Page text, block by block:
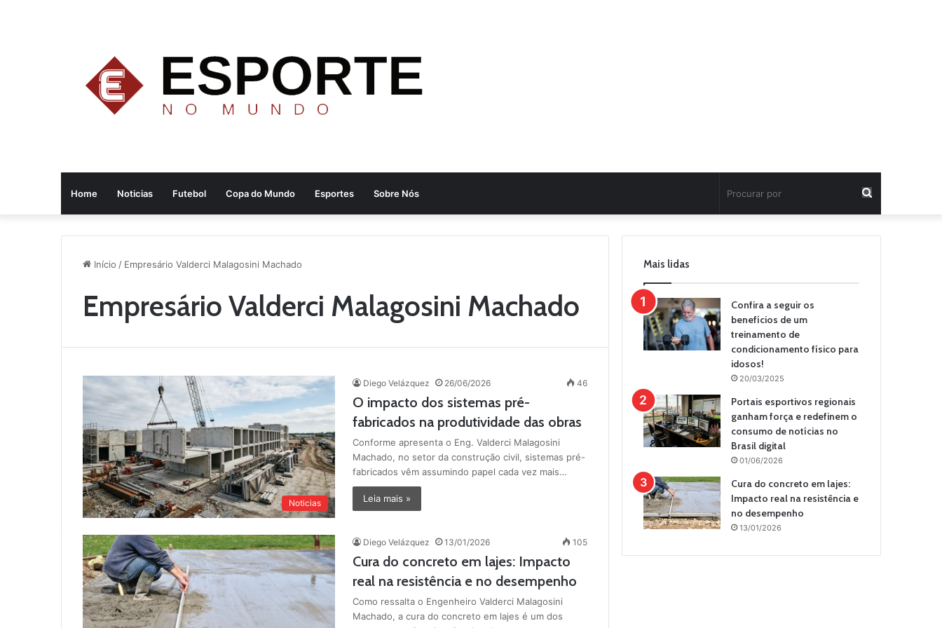
Home Noticias Futebol Copa do Mundo Esportes Sobre Nós
por
Início / Empresário Valderci Malagosini Machado
Empresário Valderci Malagosini Machado
Noticias
Diego Velázquez 26/06/2026 46
O impacto dos sistemas pré-
fabricados na produtividade das obras
Conforme apresenta o Eng. Valderci Malagosini
Machado, no setor da construção civil, sistemas pré-
fabricados vêm assumindo papel cada vez mais…
Leia mais »
Diego Velázquez 13/01/2026 105
Cura do concreto em lajes: Impacto
real na resistência e no desempenho
Como ressalta o Engenheiro Valderci Malagosini
Machado, a cura do concreto em lajes é um dos
Mais lidas
Confira a seguir os
benefícios de um
treinamento de
condicionamento físico para
idosos!
20/03/2025
Portais esportivos regionais
ganham força e redefinem o
consumo de notícias no
Brasil digital
01/06/2026
Cura do concreto em lajes:
Impacto real na resistência e
no desempenho
13/01/2026